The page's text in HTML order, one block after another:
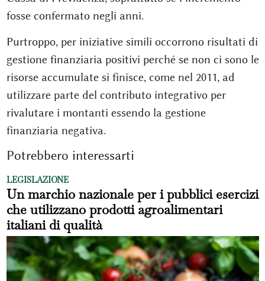
fosse confermato negli anni.
Purtroppo, per iniziative simili occorrono risultati di
gestione finanziaria positivi perché se non ci sono le
risorse accumulate si finisce, come nel 2011, ad
utilizzare parte del contributo integrativo per
rivalutare i montanti essendo la gestione
finanziaria negativa.
Potrebbero interessarti
LEGISLAZIONE
Un marchio nazionale per i pubblici esercizi
che utilizzano prodotti agroalimentari
italiani di qualità